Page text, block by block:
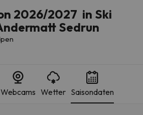
2026/2027 in Ski
Sedrun
Webcams Wetter Saisondaten